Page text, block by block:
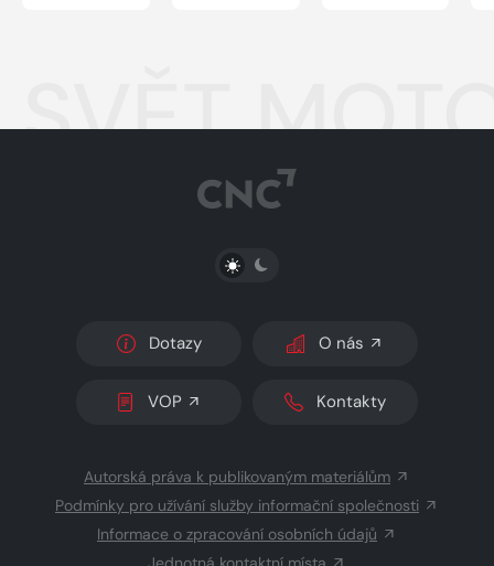
SVĚT
PŘEPNOUT SVĚTLÝ/TMAVÝ REŽIM
Dotazy O nás
VOP Kontakty
Autorská práva k publikovaným materiálům
Podmínky pro užívání služby informační společnosti
Informace o zpracování osobních údajů